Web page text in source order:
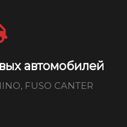
автомобилей
FUSO CANTER